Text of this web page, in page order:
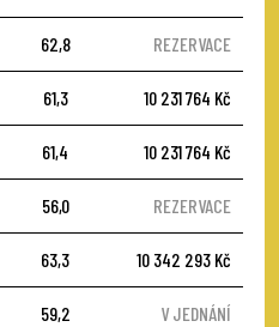
62,8 REZERVACE
61,3 10 231 764 Kč
61,4 10 231 764 Kč
56,0 REZERVACE
63,3 10 342 293 Kč
59,2 V JEDNÁNÍ